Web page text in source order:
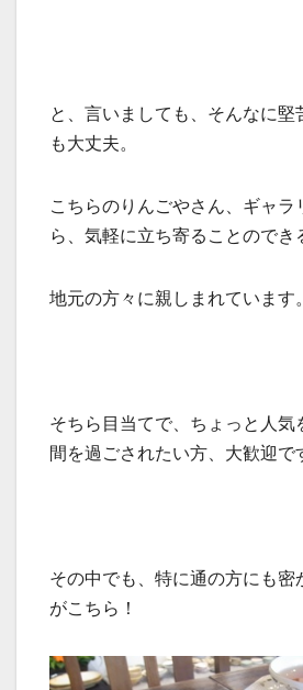
と、言いましても、そんなに堅
も大丈夫。
こちらのりんごやさん、ギャラ
ら、気軽に立ち寄ることのでき
地元の方々に親しまれています。
そちら目当てで、ちょっと人気
間を過ごされたい方、大歓迎で
その中でも、特に通の方にも密
がこちら！